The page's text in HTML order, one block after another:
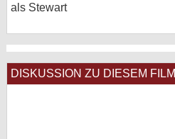
als Stewart
DISKUSSION ZU DIESEM FILM